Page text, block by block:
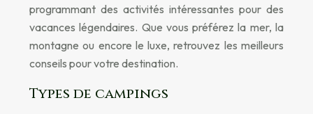
programmant des activités intéressantes pour des
vacances légendaires. Que vous préférez la mer, la
montagne ou encore le luxe, retrouvez les meilleurs
conseils pour votre destination.
Types de campings